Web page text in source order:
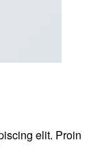
elit. Proin